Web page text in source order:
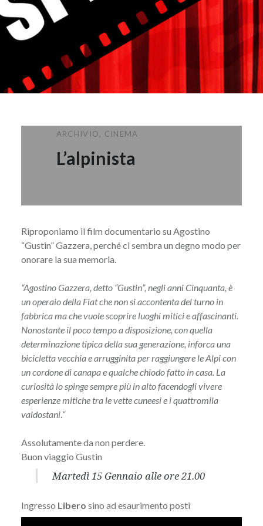
ARCHIVIO, CINEMA
L’alpinista
Riproponiamo il film documentario su Agostino
“Gustin” Gazzera, perché ci sembra un degno modo per
onorare la sua memoria.
“Agostino Gazzera, detto “Gustin”, negli anni Cinquanta, è
un operaio della Fiat che non si accontenta del turno in
fabbrica ma che vuole scoprire luoghi mitici e affascinanti.
Nonostante il poco tempo a disposizione, con quella
determinazione tipica della sua generazione, inforca una
bicicletta vecchia e arrugginita per raggiungere le Alpi con
un cordone di canapa e qualche chiodo fatto in casa. La
curiosità lo spinge sempre più in alto facendogli vivere
esperienze mitiche tra le vette cuneesi e i quattromila
valdostani.“
Assolutamente da non perdere.
Buon viaggio Gustin
Martedì 15 Gennaio alle ore 21.00
Ingresso Libero sino ad esaurimento posti